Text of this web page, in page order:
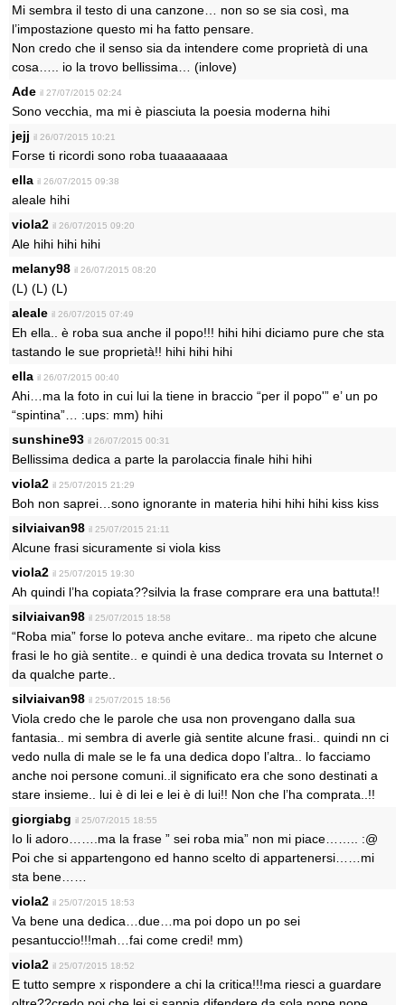
Mi sembra il testo di una canzone… non so se sia così, ma
l’impostazione questo mi ha fatto pensare.
Non credo che il senso sia da intendere come proprietà di una
cosa….. io la trovo bellissima… (inlove)
Ade il 27/07/2015 02:24
Sono vecchia, ma mi è piasciuta la poesia moderna hihi
jejj il 26/07/2015 10:21
Forse ti ricordi sono roba tuaaaaaaaa
ella il 26/07/2015 09:38
aleale hihi
viola2 il 26/07/2015 09:20
Ale hihi hihi hihi
melany98 il 26/07/2015 08:20
(L) (L) (L)
aleale il 26/07/2015 07:49
Eh ella.. è roba sua anche il popo!!! hihi hihi diciamo pure che sta
tastando le sue proprietà!! hihi hihi hihi
ella il 26/07/2015 00:40
Ahi…ma la foto in cui lui la tiene in braccio “per il popo'” e’ un po
“spintina”… :ups: mm) hihi
sunshine93 il 26/07/2015 00:31
Bellissima dedica a parte la parolaccia finale hihi hihi
viola2 il 25/07/2015 21:29
Boh non saprei…sono ignorante in materia hihi hihi hihi kiss kiss
silviaivan98 il 25/07/2015 21:11
Alcune frasi sicuramente si viola kiss
viola2 il 25/07/2015 19:30
Ah quindi l’ha copiata??silvia la frase comprare era una battuta!!
silviaivan98 il 25/07/2015 18:58
“Roba mia” forse lo poteva anche evitare.. ma ripeto che alcune
frasi le ho già sentite.. e quindi è una dedica trovata su Internet o
da qualche parte..
silviaivan98 il 25/07/2015 18:56
Viola credo che le parole che usa non provengano dalla sua
fantasia.. mi sembra di averle già sentite alcune frasi.. quindi nn ci
vedo nulla di male se le fa una dedica dopo l’altra.. lo facciamo
anche noi persone comuni..il significato era che sono destinati a
stare insieme.. lui è di lei e lei è di lui!! Non che l’ha comprata..!!
giorgiabg il 25/07/2015 18:55
Io li adoro…….ma la frase ” sei roba mia” non mi piace…….. :@
Poi che si appartengono ed hanno scelto di appartenersi……mi
sta bene……
viola2 il 25/07/2015 18:53
Va bene una dedica…due…ma poi dopo un po sei
pesantuccio!!!mah…fai come credi! mm)
viola2 il 25/07/2015 18:52
E tutto sempre x rispondere a chi la critica!!!ma riesci a guardare